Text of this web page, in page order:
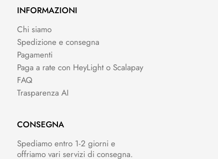
INFORMAZIONI
Chi siamo
Spedizione e consegna
Pagamenti
Paga a rate con HeyLight o Scalapay
FAQ
Trasparenza AI
CONSEGNA
Spediamo entro 1-2 giorni e
offriamo vari servizi di consegna.